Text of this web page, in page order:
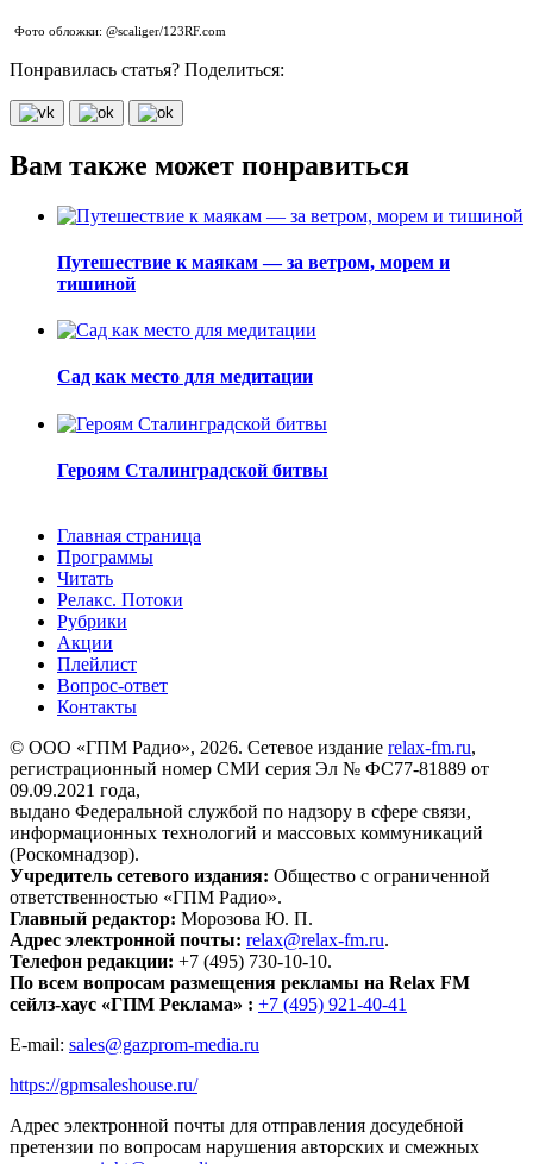
Фото обложки: @scaliger/123RF.com
Понравилась статья? Поделиться:
Вам также может понравиться
Путешествие к маякам — за ветром, морем и
тишиной
Сад как место для медитации
Героям Сталинградской битвы
Главная страница
Программы
Читать
Релакс. Потоки
Рубрики
Акции
Плейлист
Вопрос-ответ
Контакты
© ООО «ГПМ Радио», 2026. Сетевое издание relax-fm.ru,
регистрационный номер СМИ серия Эл № ФС77-81889 от
09.09.2021 года,
выдано Федеральной службой по надзору в сфере связи,
информационных технологий и массовых коммуникаций
(Роскомнадзор).
Учредитель сетевого издания: Общество с ограниченной
ответственностью «ГПМ Радио».
Главный редактор: Морозова Ю. П.
Адрес электронной почты: relax@relax-fm.ru.
Телефон редакции: +7 (495) 730-10-10.
По всем вопросам размещения рекламы на Relax FM
сейлз-хаус «ГПМ Реклама» : +7 (495) 921-40-41
E-mail: sales@gazprom-media.ru
https://gpmsaleshouse.ru/
Адрес электронной почты для отправления досудебной
претензии по вопросам нарушения авторских и смежных